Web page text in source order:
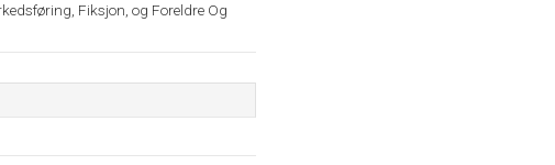
Fiksjon, og Foreldre Og